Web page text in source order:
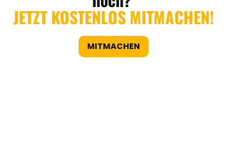
JETZT KOSTENLOS MITMACHEN!
MITMACHEN